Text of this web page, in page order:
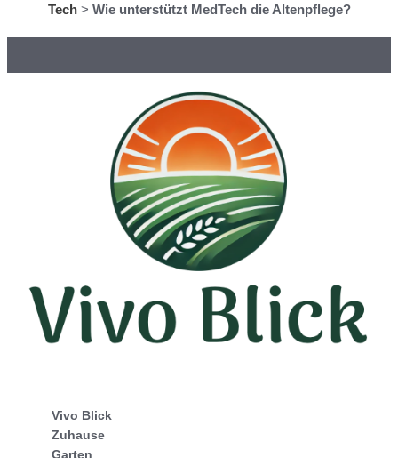
Tech> Wie unterstützt MedTech die Altenpflege?
Vivo Blick
Zuhause
Garten